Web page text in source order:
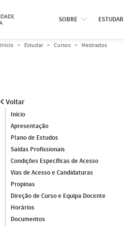
SOBRE ESTUDAR
Início Estudar Cursos Mestrados
Voltar
Início
Apresentação
Plano de Estudos
Saídas Profissionais
Condições Específicas de Acesso
Vias de Acesso e Candidaturas
Propinas
Direção de Curso e Equipa Docente
Horários
Documentos